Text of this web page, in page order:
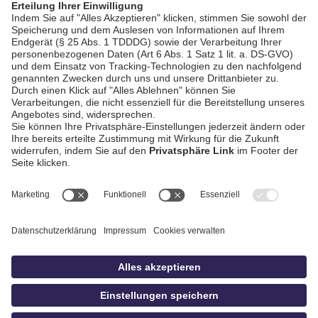
AGB / Gewinnspiele
Datenschutz
Impressum
idowa.de
Privatsphäre